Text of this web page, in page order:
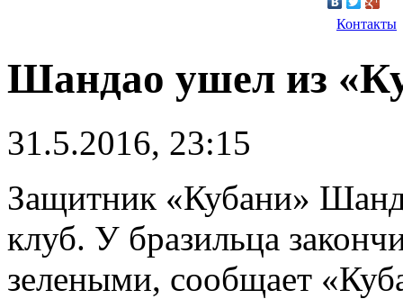
Контакты
Шандао ушел из
31.5.2016, 23:15
Защитник «Кубани»
клуб. У бразильца
зелеными, сообщает